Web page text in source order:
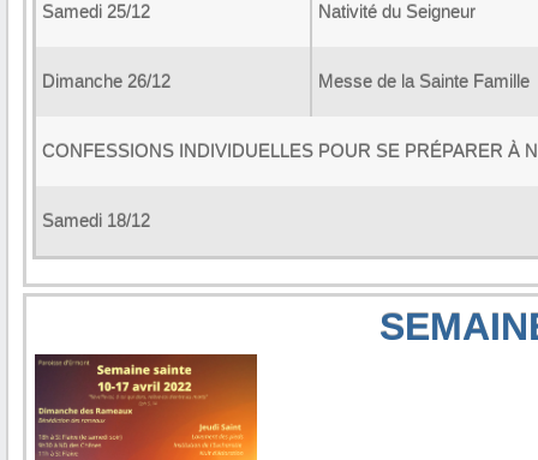
Samedi 25/12 Nativité du Seigneur
Dimanche 26/12 Messe de la Sainte Famille
CONFESSIONS INDIVIDUELLES POUR SE PRÉPARER À
Samedi 18/12